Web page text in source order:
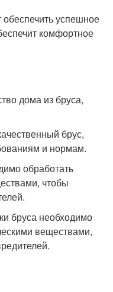
успешное
комфортное
дома из бруса,
брус,
и нормам.
обработать
чтобы
бруса необходимо
веществами,